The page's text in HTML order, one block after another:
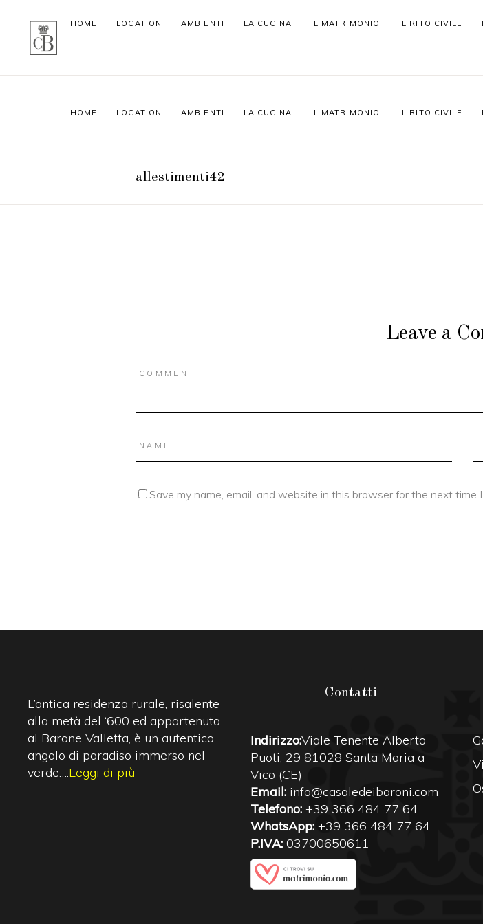
HOME LOCATION AMBIENTI LA CUCINA IL MATRIMONIO IL RITO CIVILE
HOME LOCATION AMBIENTI LA CUCINA IL MATRIMONIO IL RITO CIVILE
allestimenti42
Leave a
Save my name, email, and website in this browser for the next time
L’antica residenza rurale, risalente
alla metà del ‘600 ed appartenuta
al Barone Valletta, è un autentico
angolo di paradiso immerso nel
verde….Leggi di più
Contatti
Indirizzo:Viale Tenente Alberto
Puoti, 29 81028 Santa Maria a
Vico (CE)
Email: info@casaledeibaroni.com
Telefono: +39 366 484 77 64
WhatsApp: +39 366 484 77 64
P.IVA: 03700650611